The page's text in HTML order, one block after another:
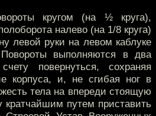
кругом (на ½ круга),
налево (на 1/8 круга)
левой руки на левом каблуке
выполняются в два
повернуться, сохраняя
корпуса, и, не сгибая ног в
тела на впереди стоящую
кратчайшим путем приставить